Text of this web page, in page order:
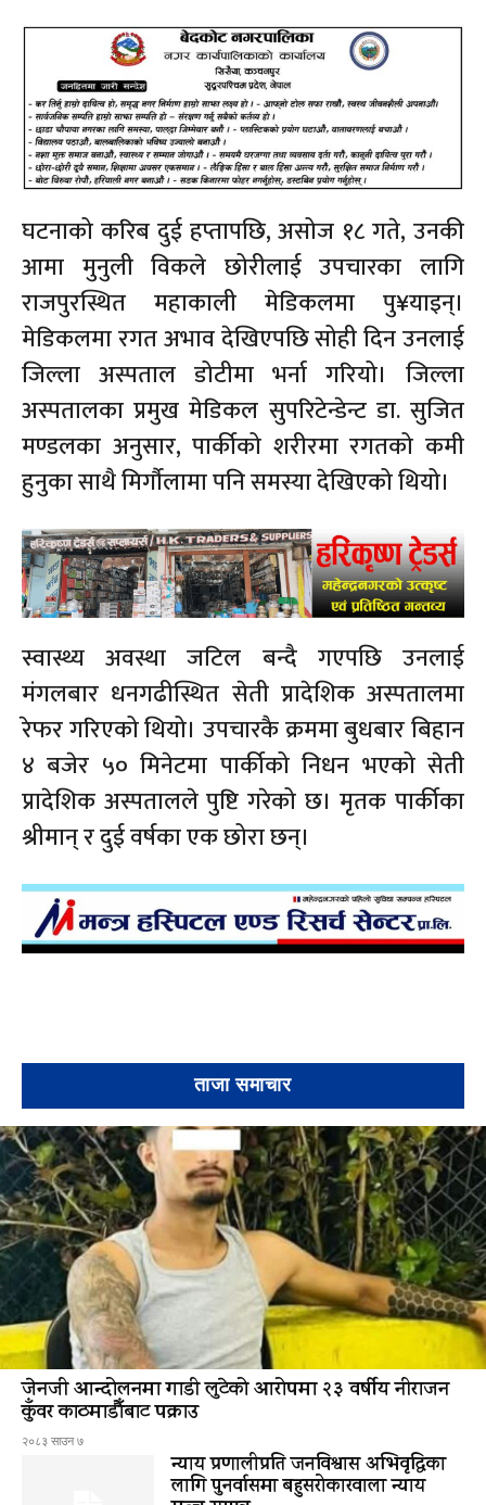
घटनाको करिब दुई हप्तापछि, असोज १८ गते, उनकी
आमा मुनुली विकले छोरीलाई उपचारका लागि
राजपुरस्थित महाकाली मेडिकलमा पु¥याइन्।
मेडिकलमा रगत अभाव देखिएपछि सोही दिन उनलाई
जिल्ला अस्पताल डोटीमा भर्ना गरियो। जिल्ला
अस्पतालका प्रमुख मेडिकल सुपरिटेन्डेन्ट डा. सुजित
मण्डलका अनुसार, पार्कीको शरीरमा रगतको कमी
हुनुका साथै मिर्गौलामा पनि समस्या देखिएको थियो।
स्वास्थ्य अवस्था जटिल बन्दै गएपछि उनलाई
मंगलबार धनगढीस्थित सेती प्रादेशिक अस्पतालमा
रेफर गरिएको थियो। उपचारकै क्रममा बुधबार बिहान
४ बजेर ५० मिनेटमा पार्कीको निधन भएको सेती
प्रादेशिक अस्पतालले पुष्टि गरेको छ। मृतक पार्कीका
श्रीमान् र दुई वर्षका एक छोरा छन्।
ताजा समाचार
जेनजी आन्दोलनमा गाडी लुटेको आरोपमा २३ वर्षीय नीराजन
कुँवर काठमाडौँबाट पक्राउ
२०८३ साउन ७
न्याय प्रणालीप्रति जनविश्वास अभिवृद्धिका
लागि पुनर्वासमा बहुसरोकारवाला न्याय